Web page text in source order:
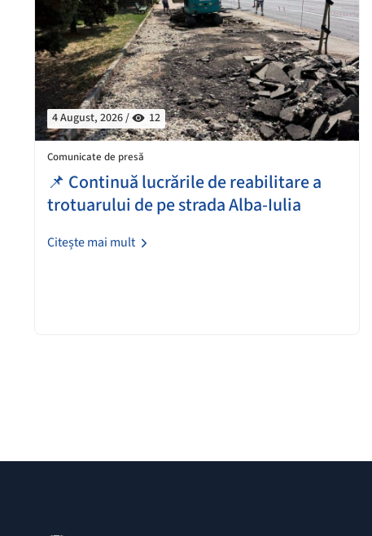
4 August, 2026 / 12
Comunicate de presă
📌 Continuă lucrările de reabilitare a
trotuarului de pe strada Alba-Iulia
Citește mai mult